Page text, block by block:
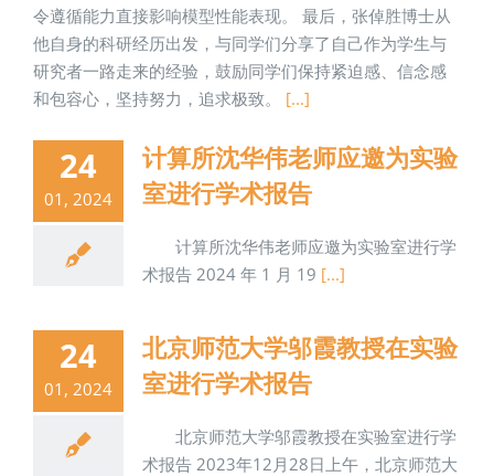
令遵循能力直接影响模型性能表现。 最后，张倬胜博士从
他自身的科研经历出发，与同学们分享了自己作为学生与
研究者一路走来的经验，鼓励同学们保持紧迫感、信念感
和包容心，坚持努力，追求极致。 [...]
24
01, 2024
计算所沈华伟老师应邀为实验
室进行学术报告
计算所沈华伟老师应邀为实验室进行学
术报告 2024 年 1 月 19 [...]
24
01, 2024
北京师范大学邬霞教授在实验
室进行学术报告
北京师范大学邬霞教授在实验室进行学
术报告 2023年12月28日上午，北京师范大